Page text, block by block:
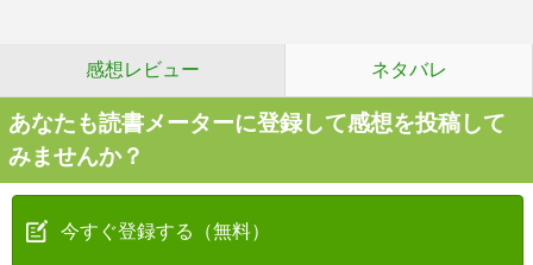
感想レビュー ネタバレ
あなたも読書メーターに登録して感想を投稿して
みませんか？
今すぐ登録する（無料）